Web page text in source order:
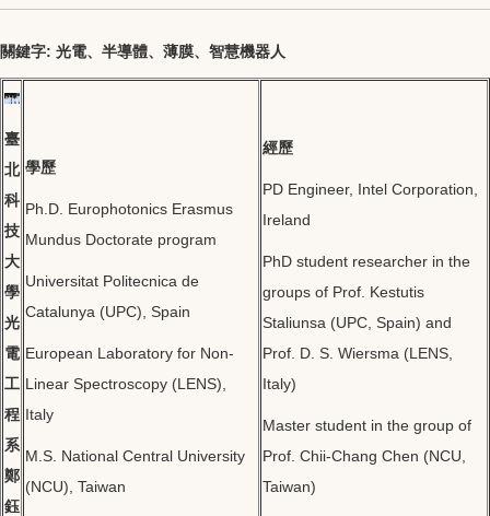
關鍵字: 光電、半導體、薄膜、智慧機器人
臺
北
科
技
大
學
光
電
工
程
系
鄭
鈺
學歷
Ph.D. Europhotonics Erasmus
Mundus Doctorate program
Universitat Politecnica de
Catalunya (UPC), Spain
European Laboratory for Non-
Linear Spectroscopy (LENS),
Italy
M.S. National Central University
(NCU), Taiwan
經歷
PD Engineer, Intel Corporation,
Ireland
PhD student researcher in the
groups of Prof. Kestutis
Staliunsa (UPC, Spain) and
Prof. D. S. Wiersma (LENS,
Italy)
Master student in the group of
Prof. Chii-Chang Chen (NCU,
Taiwan)